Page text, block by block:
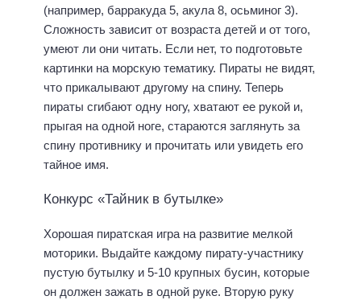
(например, барракуда 5, акула 8, осьминог 3).
Сложность зависит от возраста детей и от того,
умеют ли они читать. Если нет, то подготовьте
картинки на морскую тематику. Пираты не видят,
что прикалывают другому на спину. Теперь
пираты сгибают одну ногу, хватают ее рукой и,
прыгая на одной ноге, стараются заглянуть за
спину противнику и прочитать или увидеть его
тайное имя.
Конкурс «Тайник в бутылке»
Хорошая пиратская игра на развитие мелкой
моторики. Выдайте каждому пирату-участнику
пустую бутылку и 5-10 крупных бусин, которые
он должен зажать в одной руке. Вторую руку